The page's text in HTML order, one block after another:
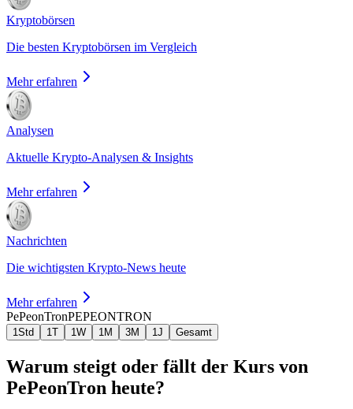
Kryptobörsen
Die besten Kryptobörsen im Vergleich
Mehr erfahren
Analysen
Aktuelle Krypto-Analysen & Insights
Mehr erfahren
Nachrichten
Die wichtigsten Krypto-News heute
Mehr erfahren
PePeonTronPEPEONTRON
1Std 1T 1W 1M 3M 1J Gesamt
Warum steigt oder fällt der Kurs von
PePeonTron heute?